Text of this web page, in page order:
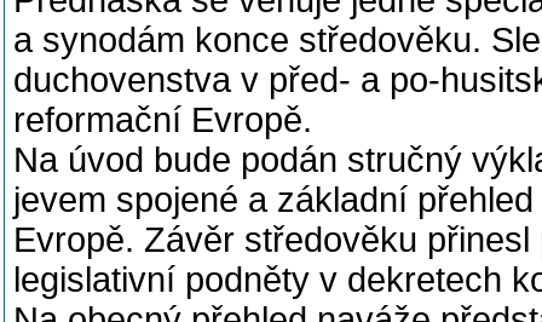
a synodám konce středověku.
duchovenstva v před- a po-
reformační Evropě.
Na úvod bude podán stručný
jevem spojené a základní
Evropě. Závěr středověku
legislativní podněty v dekretech